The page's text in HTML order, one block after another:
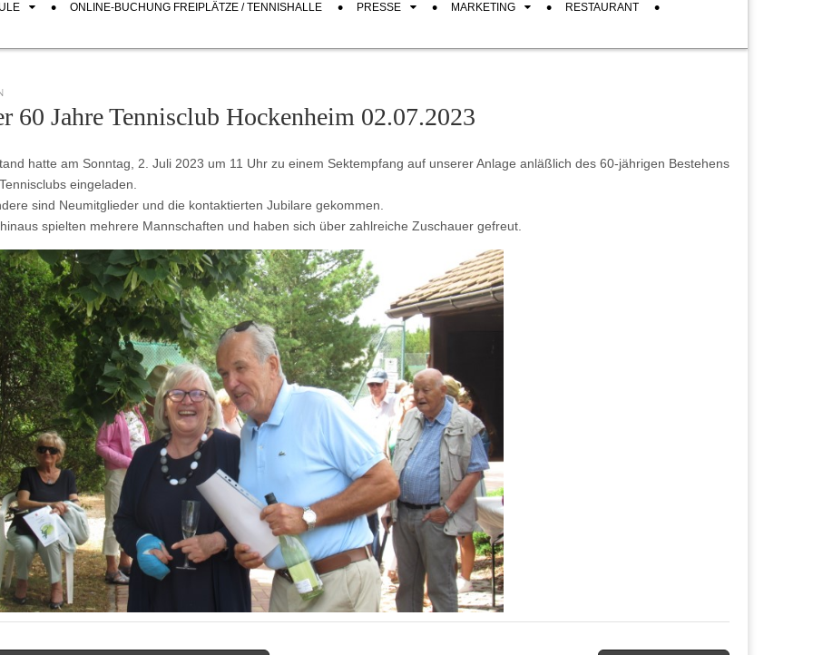
ONLINE-BUCHUNG FREIPLÄTZE / TENNISHALLE PRESSE MARKETING RESTAURANT
60 Jahre Tennisclub Hockenheim 02.07.2023
hatte am Sonntag, 2. Juli 2023 um 11 Uhr zu einem Sektempfang auf unserer Anlage anläßlich des 60-jährigen Bestehens
eingeladen.
sind Neumitglieder und die kontaktierten Jubilare gekommen.
spielten mehrere Mannschaften und haben sich über zahlreiche Zuschauer gefreut.